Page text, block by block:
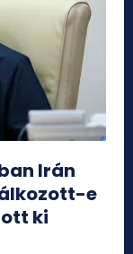
Irán
e
ki